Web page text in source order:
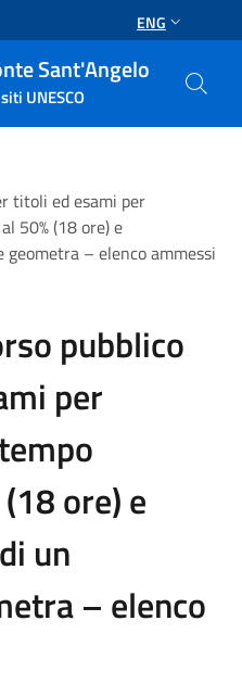
ENG
Sant'Angelo
UNESCO
titoli ed esami per
50% (18 ore) e
– elenco ammessi
pubblico
per
ore) e
un
– elenco